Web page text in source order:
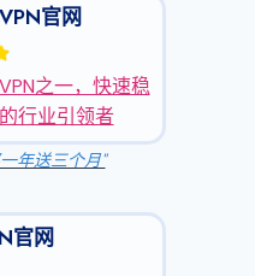
官网
之一，快速稳
行业引领者
年送三个月"
官网